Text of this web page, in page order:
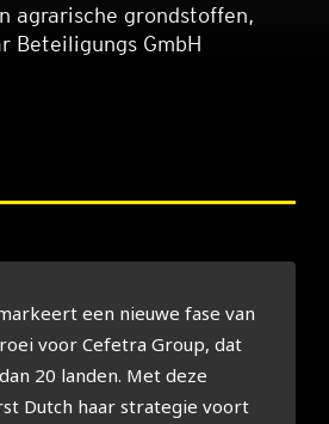
agrarische grondstoffen,
Beteiligungs GmbH
een nieuwe fase van
voor Cefetra Group, dat
20 landen. Met deze
Dutch haar strategie voort